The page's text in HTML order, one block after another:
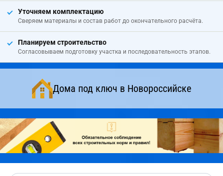
Уточняем комплектацию
Сверяем материалы и состав работ до окончательного расчёта.
Планируем строительство
Согласовываем подготовку участка и последовательность этапов.
Дома под ключ в Новороссийске